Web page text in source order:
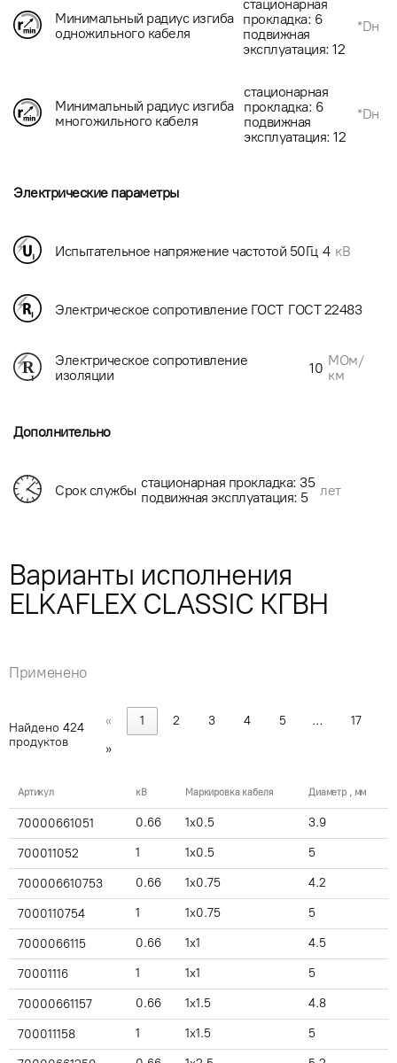
Минимальный радиус изгиба
одножильного кабеля
стационарная
прокладка: 6
подвижная
эксплуатация: 12
*Dн
Минимальный радиус изгиба
многожильного кабеля
стационарная
прокладка: 6
подвижная
эксплуатация: 12
*Dн
Электрические параметры
Испытательное напряжение частотой 50Гц 4 кВ
Электрическое сопротивление ГОСТ ГОСТ 22483
Электрическое сопротивление
изоляции
10 МОм/
км
Дополнительно
Срок службы стационарная прокладка: 35
подвижная эксплуатация: 5
лет
Варианты исполнения
ELKAFLEX CLASSIC КГВН
Применено
Найдено 424
продуктов
« 1 2 3 4 5 …
17
»
Артикул кВ Маркировка кабеля Диаметр , мм
70000661051 0.66 1x0.5 3.9
700011052 1 1x0.5 5
700006610753 0.66 1x0.75 4.2
7000110754 1 1x0.75 5
7000066115 0.66 1x1 4.5
70001116 1 1x1 5
70000661157 0.66 1x1.5 4.8
700011158 1 1x1.5 5